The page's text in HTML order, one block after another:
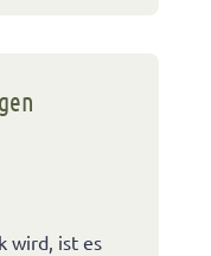
wird, ist es